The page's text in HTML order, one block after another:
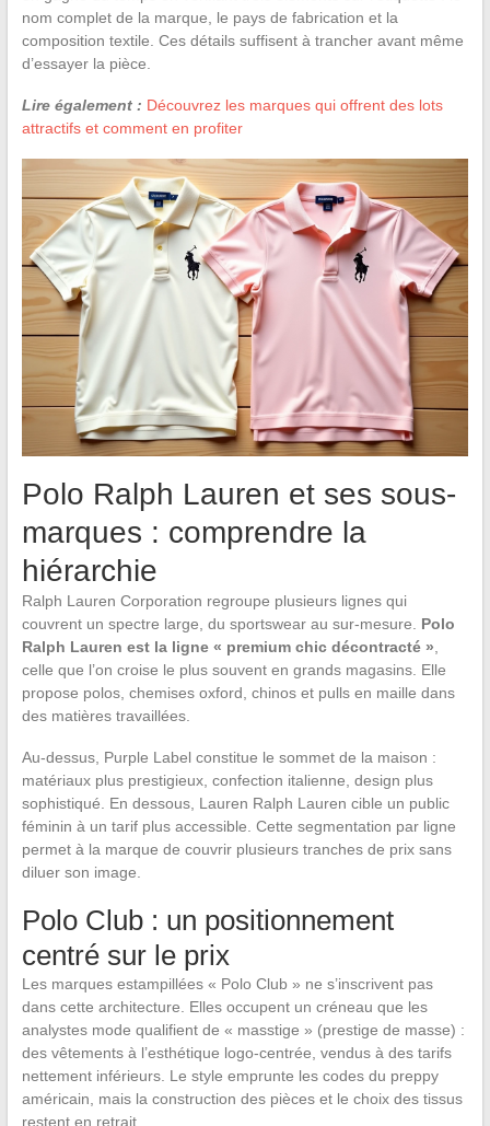
nom complet de la marque, le pays de fabrication et la
composition textile. Ces détails suffisent à trancher avant même
d’essayer la pièce.
Lire également : Découvrez les marques qui offrent des lots
attractifs et comment en profiter
Polo Ralph Lauren et ses sous-
marques : comprendre la
hiérarchie
Ralph Lauren Corporation regroupe plusieurs lignes qui
couvrent un spectre large, du sportswear au sur-mesure. Polo
Ralph Lauren est la ligne « premium chic décontracté »
celle que l’on croise le plus souvent en grands magasins. Elle
propose polos, chemises oxford, chinos et pulls en maille dans
des matières travaillées.
Au-dessus, Purple Label constitue le sommet de la maison :
matériaux plus prestigieux, confection italienne, design plus
sophistiqué. En dessous, Lauren Ralph Lauren cible un public
féminin à un tarif plus accessible. Cette segmentation par ligne
permet à la marque de couvrir plusieurs tranches de prix sans
diluer son image.
Polo Club : un positionnement
centré sur le prix
Les marques estampillées « Polo Club » ne s’inscrivent pas
dans cette architecture. Elles occupent un créneau que les
analystes mode qualifient de « masstige » (prestige de masse) :
des vêtements à l’esthétique logo-centrée, vendus à des tarifs
nettement inférieurs. Le style emprunte les codes du preppy
américain, mais la construction des pièces et le choix des tissus
restent en retrait.